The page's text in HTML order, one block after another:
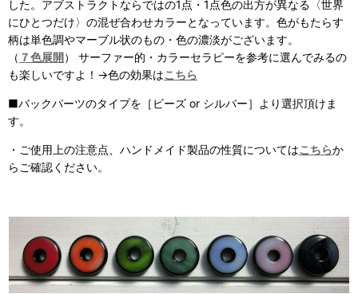
した。アブストラクトならではの1点・1点色の出方が異なる〈世界
にひとつだけ〉の混ぜ合わせカラーとなっています。 色がもたらす
柄は単色調やマーブル状のもの・ 色の濃淡がございます。
（ ７色展開） サーファー的・カラーセラピーを参考に選んでみるの
も楽しいですよ！→色の効果はこちら
■バックパーツのタイプを［ビーズ or シルバー］より選択頂けま
す。
・ご使用上の注意点、ハンドメイド製品の性質についてはこちらか
らご確認ください。